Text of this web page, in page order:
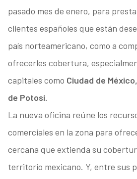
pasado mes de enero, para
clientes españoles que están
país norteamericano, como a
ofrecerles cobertura,
capitales como Ciudad de
de Potosí.
La nueva oficina reúne los
comerciales en la zona para
cercana que extienda su
territorio mexicano. Y, entre sus